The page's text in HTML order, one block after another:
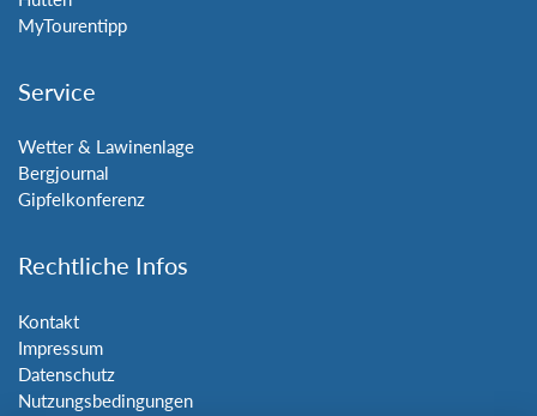
MyTourentipp
Service
Wetter & Lawinenlage
Bergjournal
Gipfelkonferenz
Rechtliche Infos
Kontakt
Impressum
Datenschutz
Nutzungsbedingungen